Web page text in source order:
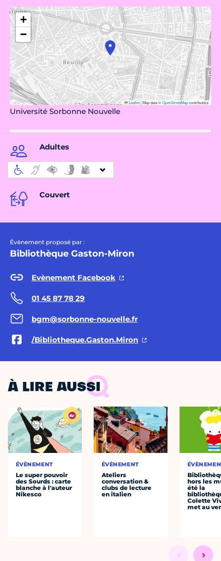
+
−
Leaflet|Map data ©OpenStreetMapcontributors
Université Sorbonne Nouvelle
Adultes
Couvert
Évènement proposé par :
Bibliothèque Gaston-Miron
Evènement Facebook
01 45 87 78 29
bgm@sorbonne-nouvelle.fr
/Bibliotheque.Gaston.Miron
À LIRE AUSSI
ÉVÈNEMENT
Le super pouvoir
des Sourds : carte
blanche à l'auteur
Nikesco
ÉVÈNEMENT
Ateliers
conversation &
clubs de lecture
en italien
hors les
été la
Colette
met au